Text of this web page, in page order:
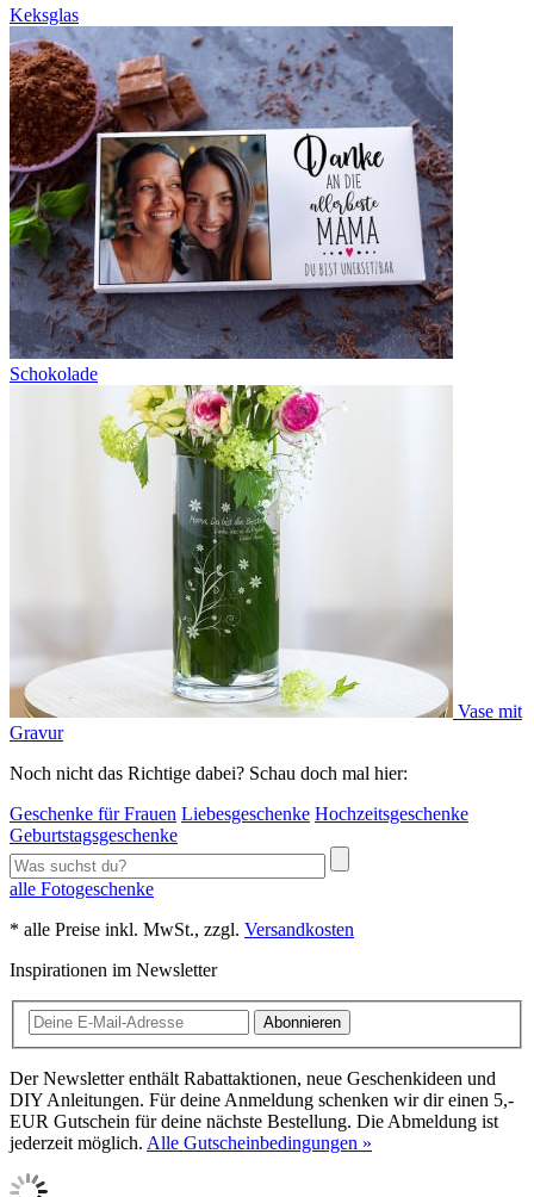
Keksglas
Schokolade
Vase mit
Gravur
Noch nicht das Richtige dabei? Schau doch mal hier:
Geschenke für Frauen Liebesgeschenke Hochzeitsgeschenke
Geburtstagsgeschenke
alle Fotogeschenke
* alle Preise inkl. MwSt., zzgl. Versandkosten
Inspirationen im Newsletter
Abonnieren
Der Newsletter enthält Rabattaktionen, neue Geschenkideen und
DIY Anleitungen. Für deine Anmeldung schenken wir dir einen 5,-
EUR Gutschein für deine nächste Bestellung. Die Abmeldung ist
jederzeit möglich. Alle Gutscheinbedingungen »